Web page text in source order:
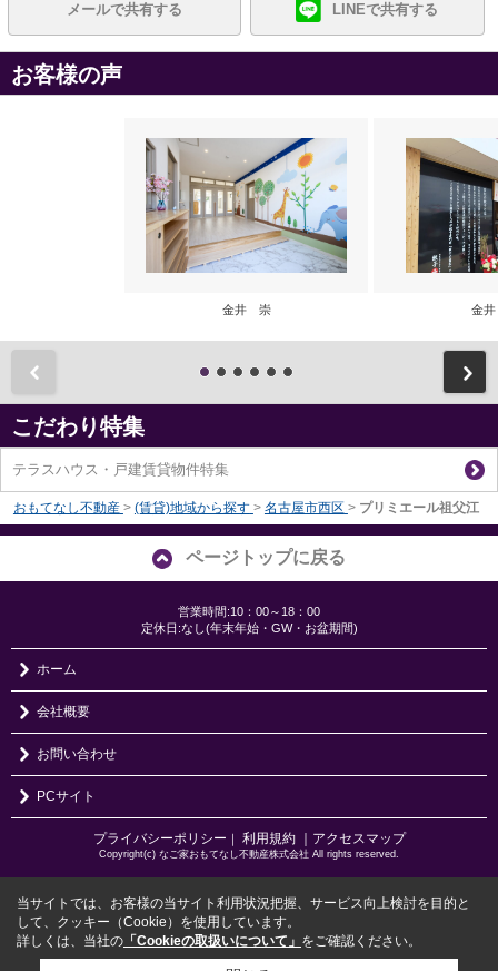
メールで共有する LINEで共有する
お客様の声
金井 崇 金
こだわり特集
テラスハウス・戸建賃貸物件特集
おもてなし不動産 > (賃貸)地域から探す > 名古屋市西区 > プリミエール祖父江
ページトップに戻る
営業時間:10：00～18：00
定休日:なし(年末年始・GW・お盆期間)
ホーム
会社概要
お問い合わせ
PCサイト
プライバシーポリシー 利用規約 ｜アクセスマップ
Copyright(c) なご家おもてなし不動産株式会社 All rights reserved.
当サイトでは、お客様の当サイト利用状況把握、サービス向上検討を目的と
して、クッキー（Cookie）を使用しています。
詳しくは、当社の 「Cookieの取扱いについて」 をご確認ください。